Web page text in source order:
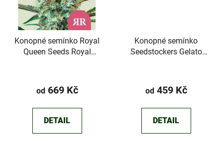
Konopné semínko Royal
Queen Seeds Royal
od669 Kč
DETAIL
Konopné semínko
Seedstockers Gelato
hodnocení
je
5,0
od459 Kč
DETAIL